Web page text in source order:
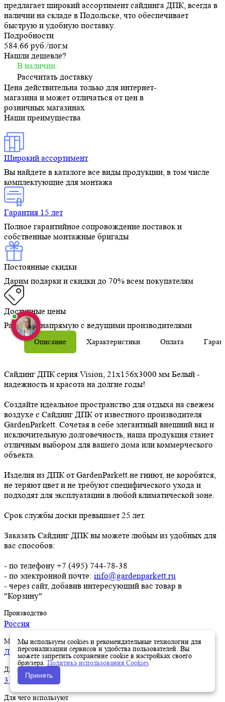
предлагает широкий ассортимент сайдинга ДПК, всегда в
наличии на складе в Подольске, что обеспечивает
быструю и удобную поставку.
Подробности
584.66 руб./пог.м
Нашли дешевле?
В наличии
Рассчитать доставку
Цена действительна только для интернет-
магазина и может отличаться от цен в
розничных магазинах
Наши преимущества
Широкий ассортимент
Вы найдете в каталоге все виды продукции, в том числе
комплектующие для монтажа
Гарантия 15 лет
Полное гарантийное сопровождение поставок и
собственные монтажные бригады
Постоянные скидки
Дарим подарки и скидки до 70% всем покупателям
Доступные цены
Работаем напрямую с ведущими производителями
Описание Характеристики Оплата
Сайдинг ДПК серия Vision, 21x156x3000 мм Белый -
надежность и красота на долгие годы!
Создайте идеальное пространство для отдыха на свежем
воздухе с Сайдинг ДПК от известного производителя
GardenParkett. Сочетая в себе элегантный внешний вид и
исключительную долговечность, наша продукция станет
отличным выбором для вашего дома или коммерческого
объекта.
Изделия из ДПК от GardenParkett не гниют, не коробятся,
не теряют цвет и не требуют специфического ухода и
подходят для эксплуатации в любой климатической зоне.
Срок службы доски превышает 25 лет.
Заказать Сайдинг ДПК вы можете любым из удобных для
вас способов:
- по телефону +7 (495) 744-78-38
- по электронной почте: info@gardenparkett.ru
- через сайт, добавив интересующий вас товар в
"Корзину"
Производство
Россия
Материал
ДПК
Длина
3 метра
Для чего используют
Мы используем cookies и рекомендательные технологии для
персонализации сервисов и удобства пользователей. Вы
можете запретить сохранение cookie в настройках своего
браузера. Политика использования Cookies
Принять